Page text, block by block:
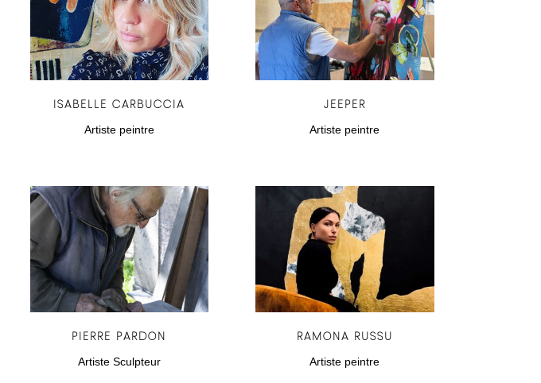
ISABELLE CARBUCCIA
Artiste peintre
JEEPER
Artiste peintre
PIERRE PARDON
Artiste Sculpteur
RAMONA RUSSU
Artiste peintre